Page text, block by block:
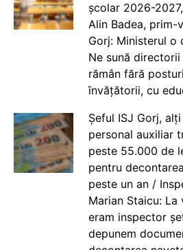
școlar 2026-
Alin Badea, prim-
Gorj: Ministerul
Ne sună
rămân fără
învățătorii, cu
Șeful ISJ Gorj,
personal auxiliar
peste 55.000 de
pentru
peste un an /
Marian Staicu: La
eram inspector
depunem